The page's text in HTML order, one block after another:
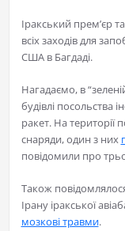
Іракський прем’єр
всіх заходів для
США в Багдаді.
Нагадаємо, в
будівлі посольства
ракет. На території
снаряди, один з них
повідомили про
Також
Ірану іракської
мозкові травми.